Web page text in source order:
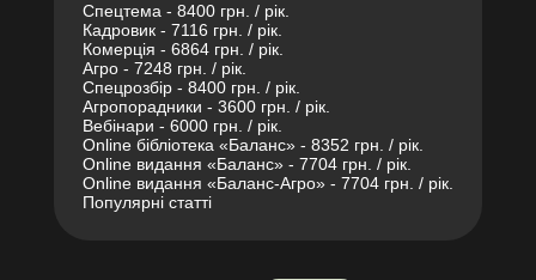
Спецтема - 8400 грн. / рік.
Кадровик - 7116 грн. / рік.
Комерція - 6864 грн. / рік.
Агро - 7248 грн. / рік.
Спецрозбір - 8400 грн. / рік.
Агропорадники - 3600 грн. / рік.
Вебінари - 6000 грн. / рік.
Online бібліотека «Баланс» - 8352 грн. / рік.
Online видання «Баланс» - 7704 грн. / рік.
Online видання «Баланс-Агро» - 7704 грн. / рік.
Популярні статті